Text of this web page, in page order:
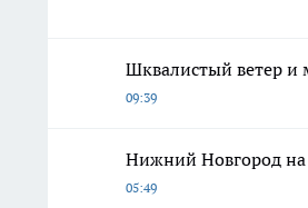
Шквалистый ветер
09:39
Нижний Новгород на
05:49